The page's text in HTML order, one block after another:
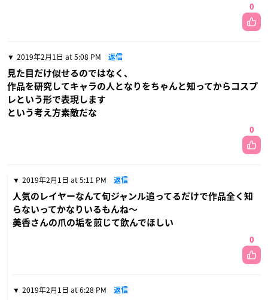
0
2019年2月1日 at 5:08 PM 返信
見た目だけ似せるのではなく、
作品を研究してキャラの人となりをちゃんと知ってからコスプ
レという形で表現します
という考え方素敵だな
0
2019年2月1日 at 5:11 PM 返信
人気のレイヤーなんて旬ジャンル追ってるだけで作品全く知
らないってかなりいるもんね〜
美香さんの爪の垢を煎じて飲んでほしい
0
2019年2月1日 at 6:28 PM 返信